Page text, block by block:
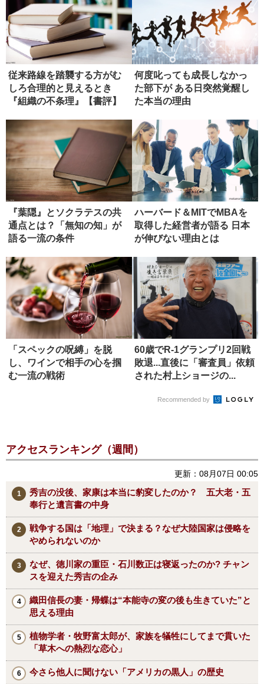
従来路線を踏襲する方がむ
しろ合理的と見えるとき
『組織の不条理』【書評】
何度叱っても成長しなかっ
た部下が ある日突然覚醒し
た本当の理由
『葉隠』とソクラテスの共
通点とは？「無知の知」が
語る一流の条件
ハーバード＆MITでMBAを
取得した経営者が語る 日本
が伸びない理由とは
「スペックの呪縛」を脱
し、ワインで相手の心を掴
む一流の戦術
60歳でR-1グランプリ2回戦
敗退...直後に「審査員」依頼
された村上ショージの...
Recommended by
アクセスランキング（週間）
更新：08月07日 00:05
秀吉の没後、家康は本当に豹変したのか？ 五大老・五
奉行と遺言書の中身
戦争する国は「地理」で決まる？なぜ大陸国家は侵略を
やめられないのか
なぜ、徳川家の重臣・石川数正は寝返ったのか? チャン
スを迎えた秀吉の企み
織田信長の妻・帰蝶は“本能寺の変の後も生きていた”と
思える理由
植物学者・牧野富太郎が、家族を犠牲にしてまで貫いた
「草木への熱烈な恋心」
今さら他人に聞けない「アメリカの黒人」の歴史